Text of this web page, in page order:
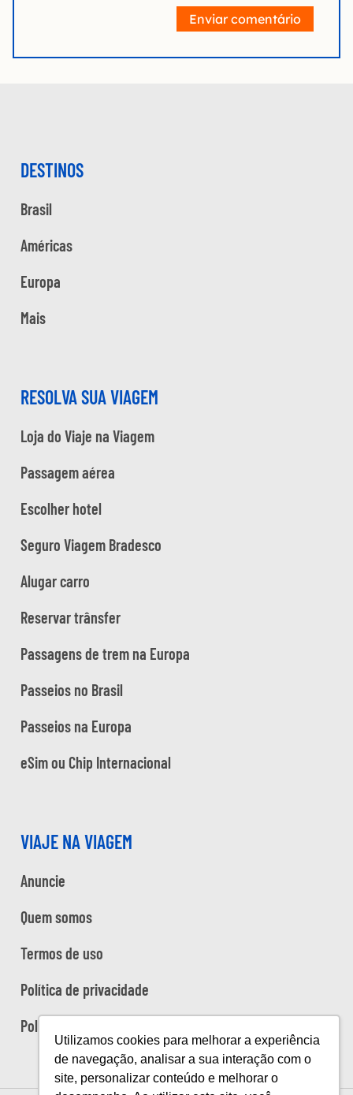
Utilizamos cookies para melhorar a experiência
de navegação, analisar a sua interação com o
site, personalizar conteúdo e melhorar o
Enviar comentário
DESTINOS
Brasil
Américas
Europa
Mais
RESOLVA SUA VIAGEM
Loja do Viaje na Viagem
Passagem aérea
Escolher hotel
Seguro Viagem Bradesco
Alugar carro
Reservar trânsfer
Passagens de trem na Europa
Passeios no Brasil
Passeios na Europa
eSim ou Chip Internacional
VIAJE NA VIAGEM
Anuncie
Quem somos
Termos de uso
Política de privacidade
Política de cookies